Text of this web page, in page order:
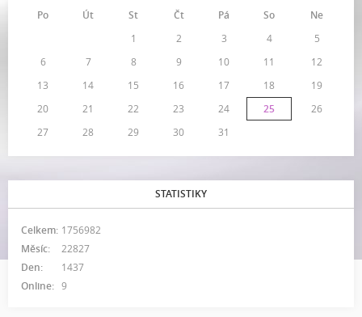
Po
Út St Čt Pá So
Ne
1
2 3 4
5
6
7 8 9 10 11
12
13
14 15 16 17 18
19
20
21 22 23 24 25
26
27
28 29 30 31
STATISTIKY
Online: 9
Celkem: 1756982
Měsíc:
22827
Den:
1437